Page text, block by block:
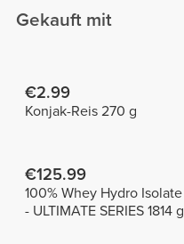
Gekauft mit
€2.99
Konjak-Reis 270 g
€125.99
100% Whey Hydro Isolate
- ULTIMATE SERIES 1814 g